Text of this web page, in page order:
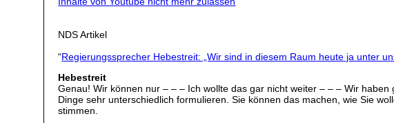
NDS Artikel
“Regierungssprecher Hebestreit: „Wir sind in diesem Raum heute ja unter
Hebestreit
Genau! Wir können nur – – – Ich wollte das gar nicht weiter – – – Wir
Dinge sehr unterschiedlich formulieren. Sie können das machen, wie Sie
stimmen.